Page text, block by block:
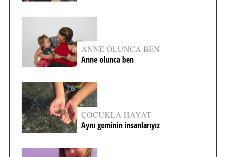
ANNE OLUNCA BEN
Anne olunca ben
ÇOCUKLA HAYAT
Aynı geminin insanlarıyız